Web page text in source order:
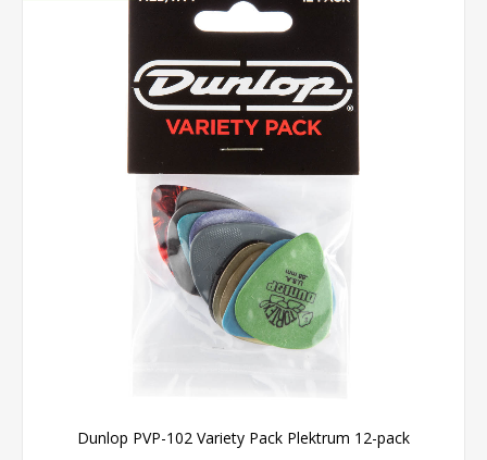
Dunlop PVP-102 Variety Pack Plektrum 12-pack